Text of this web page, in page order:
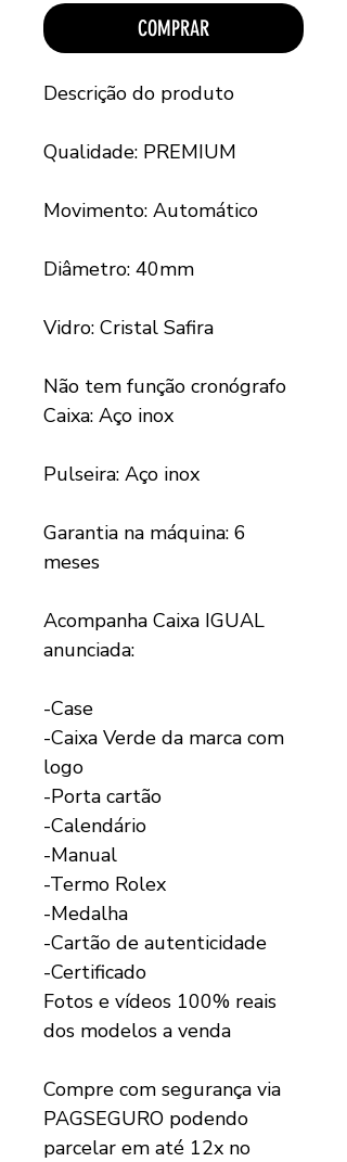
COMPRAR
Descrição do produto
Qualidade: PREMIUM
Movimento: Automático
Diâmetro: 40mm
Vidro: Cristal Safira
Não tem função cronógrafo
Caixa: Aço inox
Pulseira: Aço inox
Garantia na máquina: 6
meses
Acompanha Caixa IGUAL
anunciada:
-Case
-Caixa Verde da marca com
logo
-Porta cartão
-Calendário
-Manual
-Termo Rolex
-Medalha
-Cartão de autenticidade
-Certificado
Fotos e vídeos 100% reais
dos modelos a venda
Compre com segurança via
PAGSEGURO podendo
parcelar em até 12x no